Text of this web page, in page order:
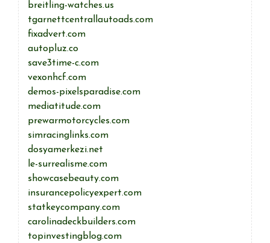
breitling-watches.us
tgarnettcentrallautoads.com
fixadvert.com
autopluz.co
save3time-c.com
vexonhcf.com
demos-pixelsparadise.com
mediatitude.com
prewarmotorcycles.com
simracinglinks.com
dosyamerkezi.net
le-surrealisme.com
showcasebeauty.com
insurancepolicyexpert.com
statkeycompany.com
carolinadeckbuilders.com
topinvestingblog.com